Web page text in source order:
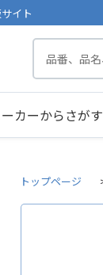
イト
カーからさがす
トップページ